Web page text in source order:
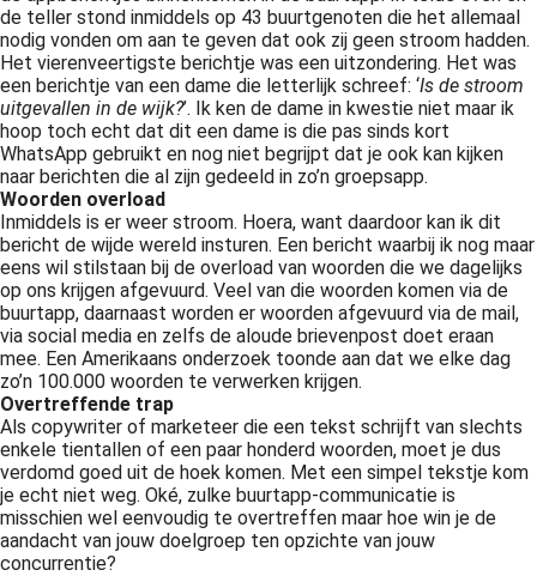
de teller stond inmiddels op 43 buurtgenoten die het allemaal
nodig vonden om aan te geven dat ook zij geen stroom hadden.
Het vierenveertigste berichtje was een uitzondering. Het was
een berichtje van een dame die letterlijk schreef: ‘Is de stroom
uitgevallen in de wijk?’. Ik ken de dame in kwestie niet maar ik
hoop toch echt dat dit een dame is die pas sinds kort
WhatsApp gebruikt en nog niet begrijpt dat je ook kan kijken
naar berichten die al zijn gedeeld in zo’n groepsapp.
Woorden overload
Inmiddels is er weer stroom. Hoera, want daardoor kan ik dit
bericht de wijde wereld insturen. Een bericht waarbij ik nog maar
eens wil stilstaan bij de overload van woorden die we dagelijks
op ons krijgen afgevuurd. Veel van die woorden komen via de
buurtapp, daarnaast worden er woorden afgevuurd via de mail,
via social media en zelfs de aloude brievenpost doet eraan
mee. Een Amerikaans onderzoek toonde aan dat we elke dag
zo’n 100.000 woorden te verwerken krijgen.
Overtreffende trap
Als copywriter of marketeer die een tekst schrijft van slechts
enkele tientallen of een paar honderd woorden, moet je dus
verdomd goed uit de hoek komen. Met een simpel tekstje kom
je echt niet weg. Oké, zulke buurtapp-communicatie is
misschien wel eenvoudig te overtreffen maar hoe win je de
aandacht van jouw doelgroep ten opzichte van jouw
concurrentie?